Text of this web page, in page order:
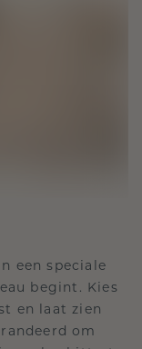
een speciale
begint. Kies
en laat zien
om